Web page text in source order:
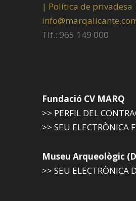
| Política de privadesa
Tlf.: 965 149 000
Fundació CV MARQ
>> PERFIL DEL
>> SEU ELECTRÒNICA
Museu Arqueològic
>> SEU ELECTRÒNICA